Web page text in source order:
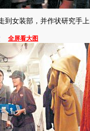
到女装部，并作状研究手
全屏看大图